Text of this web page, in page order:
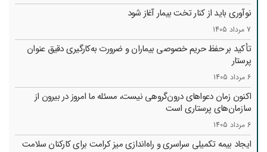
نوآوری باید از کنار تخت بیمار آغاز شود
7 مرداد 1405
تأکید بر حفظ حریم خصوصی بیماران و ضرورت به‌کارگیری دقیق عنوان
پرستار
6 مرداد 1405
اکنون زمان دعواهای درون‌گروهی نیست، مسئله ما امروز در بیرون از
سازمان‌های پرستاری است
6 مرداد 1405
ایجاد بیمه تکمیلی سراسری و راه‌اندازی میز کرامت برای کارکنان سلامت